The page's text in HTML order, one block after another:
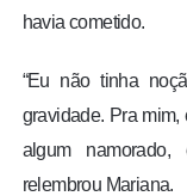
havia cometido.
“Eu não tinha
gravidade. Pra
algum
relembrou Mariana.